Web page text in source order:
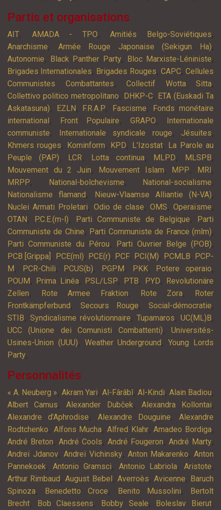
Partis et organisations
AIT, AMADA - TPO,Amitiés Belgo-Soviétiques,
Anarchisme, Armée Rouge Japonaise (Sekigun Ha),
Autonomie, Black Panther Party, Bloc Marxiste-Léniniste,
Brigades Internationales, Brigades Rouges, CAPC,Cellules
Communistes Combattantes, Collectif Wotta Sitta,
Collettivo politico metropolitano, DHKP-C, ETA (Euskadi Ta
Askatasuna), EZLN , F.R.A.P, Fascisme,
Fonds monétaire
international , Front Populaire, GRAPO,
Internationale
communiste, Internationale syndicale rouge, Jésuites,
Khmers rouges, Kominform, KPD, L’Izostat, La Parole au
Peuple (PAP), LCR, Lotta continua, MLPD, MLSPB,
Mouvement du 2 Juin, Mouvement Islam, MPP, MRI ,
MRPP, National-bolchevisme, National-socialisme,
Nationalisme flamand , Nieuw-Vlaamse Alliantie (N-VA),
Nuclei Armati Proletari, Odio de clase,OMS,Operaïsme,
OTAN , P.C.E.(m-l), Parti Communiste de Belgique,
Parti
Communiste de Chine, Parti Communiste de France (mlm),
Parti Communiste du Pérou, Parti Ouvrier Belge (POB),
PCB [Grippa] , PCE(ml), PCE(r), PCF, PCI(M), PCMLB, PCP-
M , PCR-Chili, PCUS(b), PGPM , PKK, Potere operaio,
POUM , Prima Linéa, PSL/LSP, PTB, PYD,
Revolutionäre
Zellen, Rote Armee Fraktion, Rote Zora,
Roter
Frontkämpferbund , Secours Rouge, Social-démocratie,
STIB, Syndicalisme révolutionnaire, Tupamaros, UC(ML)B,
UCC (Unione dei Comunisti Combattenti),Universités-
Usines-Union (UUU), Weather Underground ,Young Lords
Party,
Personnalités
« A. Neuberg », Akram Yari, Al-Fârâbî, Al-Kindi, Alain Badiou,
Albert Camus,Alexander Dubček, Alexandra Kollontai,
Alexandre d’Aphrodise, Alexandre Douguine, Alexandre
Rodtchenko, Alfons Mucha,Alfred Klahr,Amadeo Bordiga,
André Breton, André Cools, André Fougeron, André Marty,
Andreï Jdanov, Andreï Vichinsky, Anton Makarenko, Anton
Pannekoek,Antonio Gramsci, Antonio Labriola,Aristote,
Arthur Rimbaud ,August Bebel , Averroès, Avicenne, Baruch
Spinoza, Benedetto Croce, Benito Mussolini,
Bertolt
Brecht, Bob Claessens, Bobby Seale, Boleslav Bierut,